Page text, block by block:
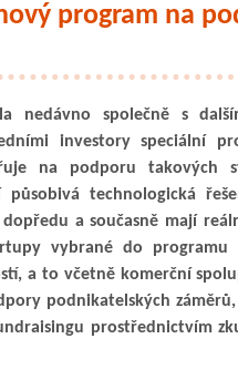
program na
nedávno společně s
investory speciální
na podporu takových
technologická
a současně mají
vybrané do programu
a to včetně komerční
podnikatelských
prostřednictvím